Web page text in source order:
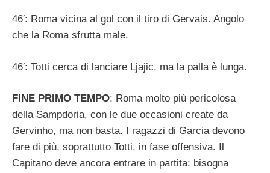
46′: Roma vicina al gol con il tiro di Gervais. Angolo
che la Roma sfrutta male.
46′: Totti cerca di lanciare Ljajic, ma la palla è lunga.
FINE PRIMO TEMPO: Roma molto più pericolosa
della Sampdoria, con le due occasioni create da
Gervinho, ma non basta. I ragazzi di Garcia devono
fare di più, soprattutto Totti, in fase offensiva. Il
Capitano deve ancora entrare in partita: bisogna